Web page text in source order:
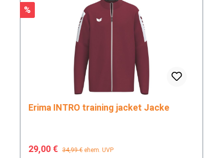
Rabatt
%
Erima INTRO training jacket Jacke
Verkaufspreis:
29,00 € Regulärer Preis:
34,99 € ehem. UVP